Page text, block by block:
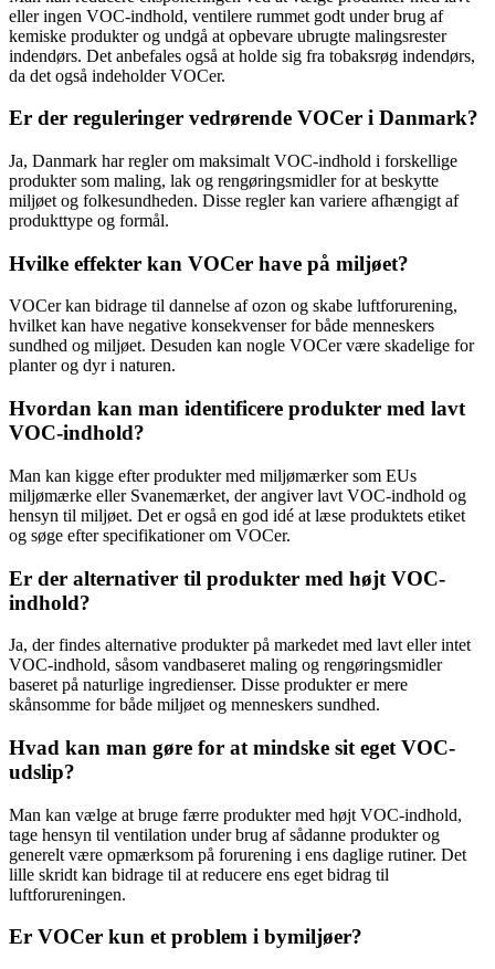
eller ingen VOC-indhold, ventilere rummet godt under brug af
kemiske produkter og undgå at opbevare ubrugte malingsrester
indendørs. Det anbefales også at holde sig fra tobaksrøg indendørs,
da det også indeholder VOCer.
Er der reguleringer vedrørende VOCer i Danmark?
Ja, Danmark har regler om maksimalt VOC-indhold i forskellige
produkter som maling, lak og rengøringsmidler for at beskytte
miljøet og folkesundheden. Disse regler kan variere afhængigt af
produkttype og formål.
Hvilke effekter kan VOCer have på miljøet?
VOCer kan bidrage til dannelse af ozon og skabe luftforurening,
hvilket kan have negative konsekvenser for både menneskers
sundhed og miljøet. Desuden kan nogle VOCer være skadelige for
planter og dyr i naturen.
Hvordan kan man identificere produkter med lavt
VOC-indhold?
Man kan kigge efter produkter med miljømærker som EUs
miljømærke eller Svanemærket, der angiver lavt VOC-indhold og
hensyn til miljøet. Det er også en god idé at læse produktets etiket
og søge efter specifikationer om VOCer.
Er der alternativer til produkter med højt VOC-
indhold?
Ja, der findes alternative produkter på markedet med lavt eller intet
VOC-indhold, såsom vandbaseret maling og rengøringsmidler
baseret på naturlige ingredienser. Disse produkter er mere
skånsomme for både miljøet og menneskers sundhed.
Hvad kan man gøre for at mindske sit eget VOC-
udslip?
Man kan vælge at bruge færre produkter med højt VOC-indhold,
tage hensyn til ventilation under brug af sådanne produkter og
generelt være opmærksom på forurening i ens daglige rutiner. Det
lille skridt kan bidrage til at reducere ens eget bidrag til
luftforureningen.
Er VOCer kun et problem i bymiljøer?